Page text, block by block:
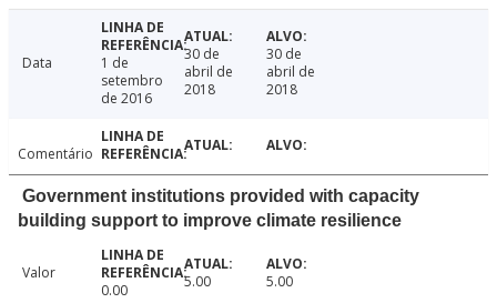
Data
1 de
setembro
de 2016
30 de
abril de
2018
30 de
abril de
2018
Comentário
Government institutions provided with capacity
building support to improve climate resilience
Valor
0.00
5.00 5.00